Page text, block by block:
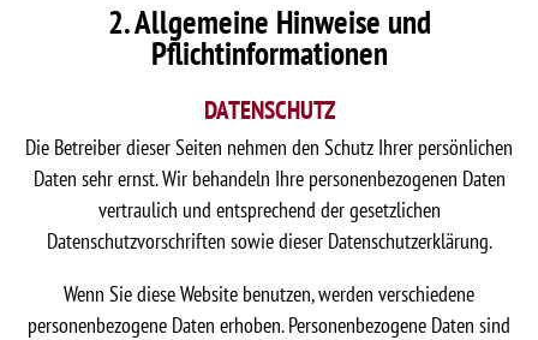
2. Allgemeine Hinweise und
Pflichtinformationen
DATENSCHUTZ
Die Betreiber dieser Seiten nehmen den Schutz Ihrer persönlichen
Daten sehr ernst. Wir behandeln Ihre personenbezogenen Daten
vertraulich und entsprechend der gesetzlichen
Datenschutzvorschriften sowie dieser Datenschutzerklärung.
Wenn Sie diese Website benutzen, werden verschiedene
personenbezogene Daten erhoben. Personenbezogene Daten sind